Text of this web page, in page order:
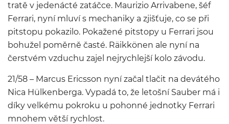
tratě v jedenácté zatáčce. Maurizio Arrivabene, šéf
Ferrari, nyní mluví s mechaniky a zjišťuje, co se při
pitstopu pokazilo. Pokažené pitstopy u Ferrari jsou
bohužel poměrně časté. Räikkönen ale nyní na
čerstvém vzduchu zajel nejrychlejší kolo závodu.
21/58 – Marcus Ericsson nyní začal tlačit na devátého
Nica Hülkenberga. Vypadá to, že letošní Sauber má i
díky velkému pokroku u pohonné jednotky Ferrari
mnohem větší rychlost.